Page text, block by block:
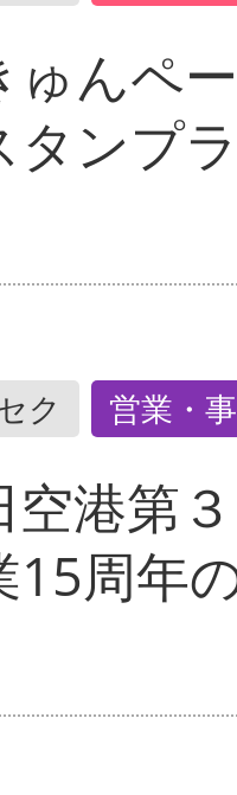
んペ
ンプ
ク 営業・
港第
周年